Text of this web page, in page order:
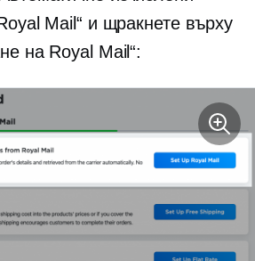
Mail“ и щракнете върху
на Royal Mail“: